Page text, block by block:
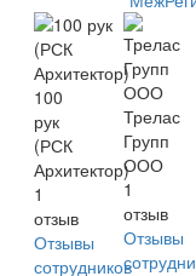
100
рук
(РСК
Архитектор)
1
отзыв
Отзывы
сотрудников
Трелас
Групп
ООО
1
отзыв
Отзывы